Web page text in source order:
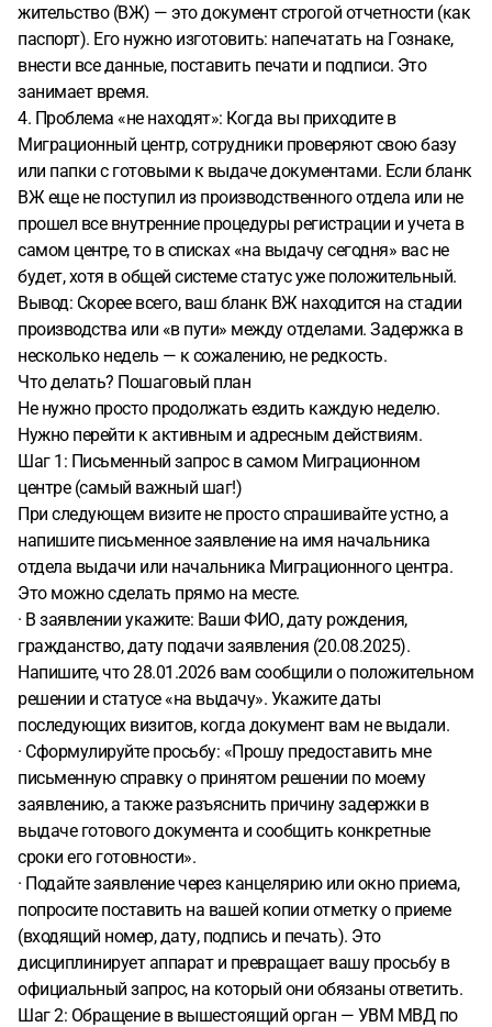
жительство (ВЖ) — это документ строгой отчетности (как
паспорт). Его нужно изготовить: напечатать на Гознаке,
внести все данные, поставить печати и подписи. Это
занимает время.
4. Проблема «не находят»: Когда вы приходите в
Миграционный центр, сотрудники проверяют свою базу
или папки с готовыми к выдаче документами. Если бланк
ВЖ еще не поступил из производственного отдела или не
прошел все внутренние процедуры регистрации и учета в
самом центре, то в списках «на выдачу сегодня» вас не
будет, хотя в общей системе статус уже положительный.
Вывод: Скорее всего, ваш бланк ВЖ находится на стадии
производства или «в пути» между отделами. Задержка в
несколько недель — к сожалению, не редкость.
Что делать? Пошаговый план
Не нужно просто продолжать ездить каждую неделю.
Нужно перейти к активным и адресным действиям.
Шаг 1: Письменный запрос в самом Миграционном
центре (самый важный шаг!)
При следующем визите не просто спрашивайте устно, а
напишите письменное заявление на имя начальника
отдела выдачи или начальника Миграционного центра.
Это можно сделать прямо на месте.
· В заявлении укажите: Ваши ФИО, дату рождения,
гражданство, дату подачи заявления (20.08.2025).
Напишите, что 28.01.2026 вам сообщили о положительном
решении и статусе «на выдачу». Укажите даты
последующих визитов, когда документ вам не выдали.
· Сформулируйте просьбу: «Прошу предоставить мне
письменную справку о принятом решении по моему
заявлению, а также разъяснить причину задержки в
выдаче готового документа и сообщить конкретные
сроки его готовности».
· Подайте заявление через канцелярию или окно приема,
попросите поставить на вашей копии отметку о приеме
(входящий номер, дату, подпись и печать). Это
дисциплинирует аппарат и превращает вашу просьбу в
официальный запрос, на который они обязаны ответить.
Шаг 2: Обращение в вышестоящий орган — УВМ МВД по